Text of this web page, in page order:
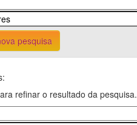
pesquisa
refinar o resultado da pesquisa.